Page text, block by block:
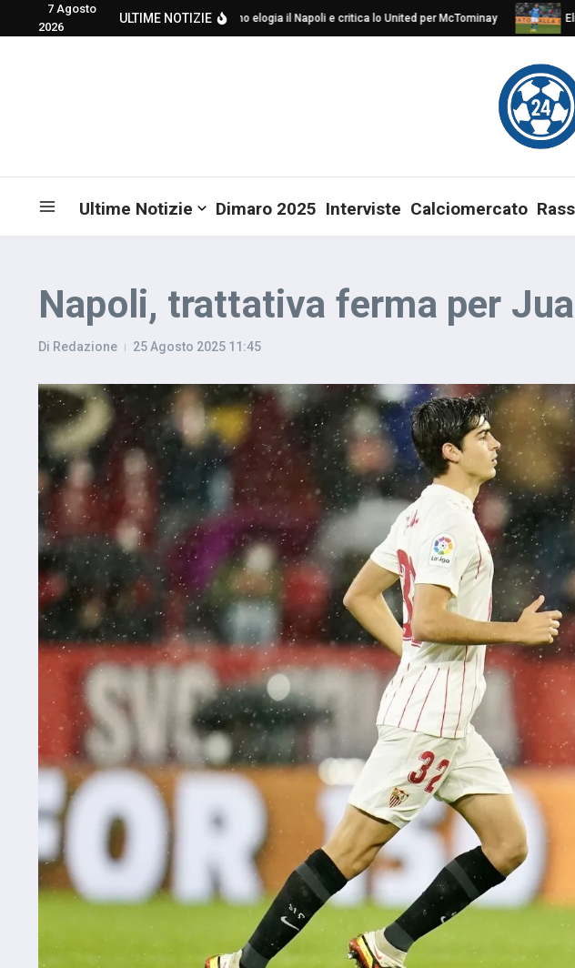
Salta al contenuto
7 Agosto
2026
ULTIME NOTIZIEMourinho elogia il Napoli e critica lo United per McTominay Elmas
Ultime Notizie Dimaro 2025 Interviste Calciomercato
Napoli, trattativa ferma per
Di Redazione 25 Agosto 2025 11:45